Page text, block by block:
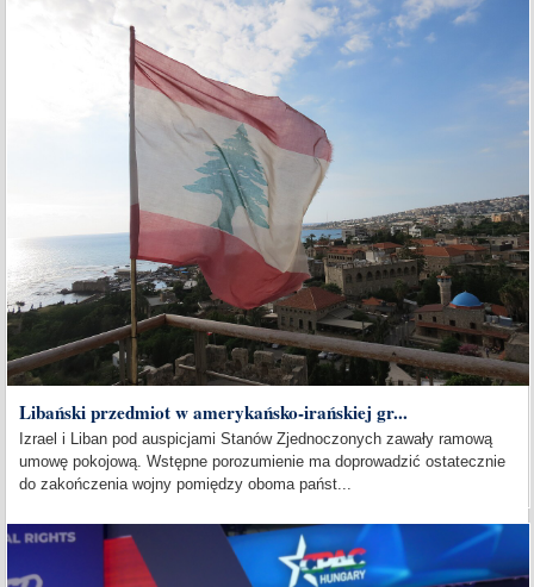
Libański przedmiot w amerykańsko-irańskiej gr...
Izrael i Liban pod auspicjami Stanów Zjednoczonych zawały ramową
umowę pokojową. Wstępne porozumienie ma doprowadzić ostatecznie
do zakończenia wojny pomiędzy oboma państ...